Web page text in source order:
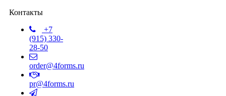
Контакты
+7
(915) 330-
28-50
order@4forms.ru
pr@4forms.ru